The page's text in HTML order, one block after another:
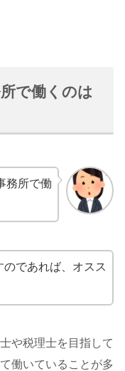
で働くのは
務所で働
であれば、オスス
や税理士を目指して
働いていることが多